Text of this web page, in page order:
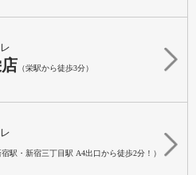
（栄駅から徒歩3分）
宿駅・新宿三丁目駅 A4出口から徒歩2分！）